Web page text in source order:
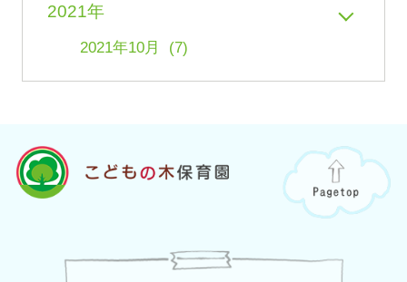
2021年
2021年10月 (7)